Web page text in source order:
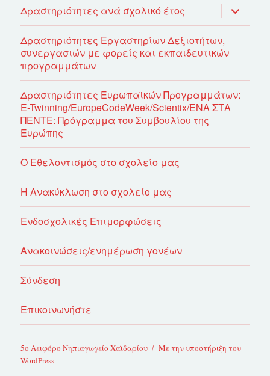
Δραστηριότητες ανά σχολικό έτος του
μενού
Δραστηριότητες Εργαστηρίων Δεξιοτήτων,
συνεργασιών με φορείς και εκπαιδευτικών
προγραμμάτων
Δραστηριότητες Ευρωπαϊκών Προγραμμάτων:
E-Twinning/EuropeCodeWeek/Scientix/ΕΝΑ ΣΤΑ
ΠΕΝΤΕ: Πρόγραμμα του Συμβουλίου της
Ευρώπης
Ο Εθελοντισμός στο σχολείο μας
Η Ανακύκλωση στο σχολείο μας
Ενδοσχολικές Επιμορφώσεις
Ανακοινώσεις/ενημέρωση γονέων
Σύνδεση
Επικοινωνήστε
5ο Αειφόρο Νηπιαγωγείο Χαϊδαρίου
Με την υποστήριξη του
WordPress